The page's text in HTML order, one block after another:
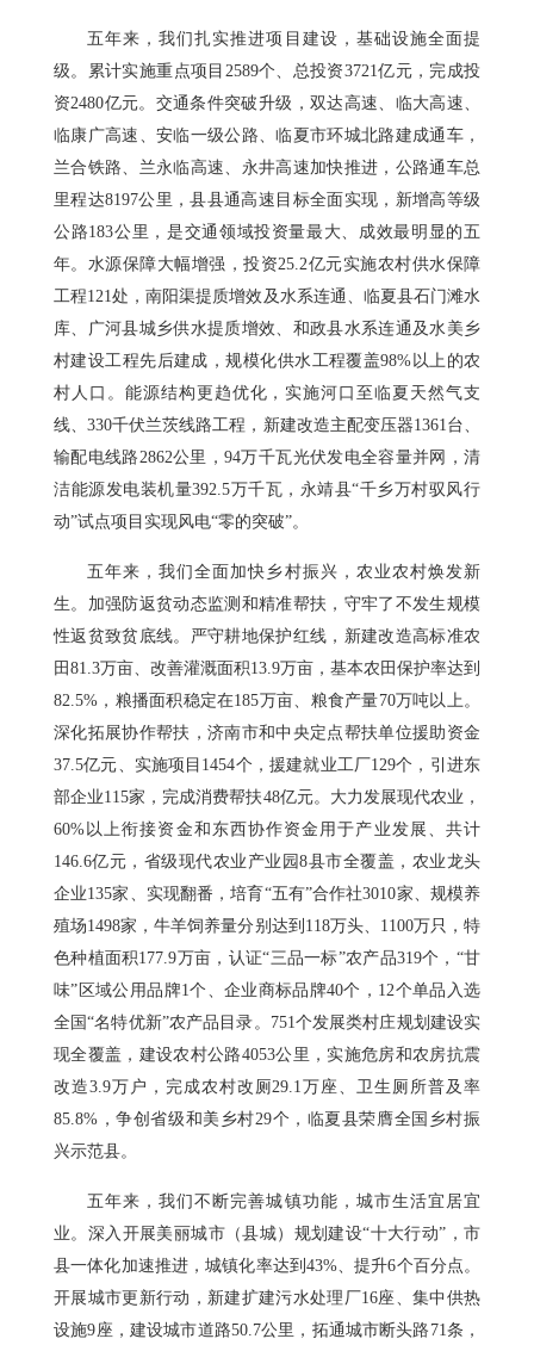
五年来，我们扎实推进项目建设，基础设施全面提
级。累计实施重点项目2589个、总投资3721亿元，完成投
资2480亿元。交通条件突破升级，双达高速、临大高速、
临康广高速、安临一级公路、临夏市环城北路建成通车，
兰合铁路、兰永临高速、永井高速加快推进，公路通车总
里程达8197公里，县县通高速目标全面实现，新增高等级
公路183公里，是交通领域投资量最大、成效最明显的五
年。水源保障大幅增强，投资25.2亿元实施农村供水保障
工程121处，南阳渠提质增效及水系连通、临夏县石门滩水
库、广河县城乡供水提质增效、和政县水系连通及水美乡
村建设工程先后建成，规模化供水工程覆盖98%以上的农
村人口。能源结构更趋优化，实施河口至临夏天然气支
线、330千伏兰茨线路工程，新建改造主配变压器1361台、
输配电线路2862公里，94万千瓦光伏发电全容量并网，清
洁能源发电装机量392.5万千瓦，永靖县“千乡万村驭风行
动”试点项目实现风电“零的突破”。
五年来，我们全面加快乡村振兴，农业农村焕发新
生。加强防返贫动态监测和精准帮扶，守牢了不发生规模
性返贫致贫底线。严守耕地保护红线，新建改造高标准农
田81.3万亩、改善灌溉面积13.9万亩，基本农田保护率达到
82.5%，粮播面积稳定在185万亩、粮食产量70万吨以上。
深化拓展协作帮扶，济南市和中央定点帮扶单位援助资金
37.5亿元、实施项目1454个，援建就业工厂129个，引进东
部企业115家，完成消费帮扶48亿元。大力发展现代农业，
60%以上衔接资金和东西协作资金用于产业发展、共计
146.6亿元，省级现代农业产业园8县市全覆盖，农业龙头
企业135家、实现翻番，培育“五有”合作社3010家、规模养
殖场1498家，牛羊饲养量分别达到118万头、1100万只，特
色种植面积177.9万亩，认证“三品一标”农产品319个，“甘
味”区域公用品牌1个、企业商标品牌40个，12个单品入选
全国“名特优新”农产品目录。751个发展类村庄规划建设实
现全覆盖，建设农村公路4053公里，实施危房和农房抗震
改造3.9万户，完成农村改厕29.1万座、卫生厕所普及率
85.8%，争创省级和美乡村29个，临夏县荣膺全国乡村振
兴示范县。
五年来，我们不断完善城镇功能，城市生活宜居宜
业。深入开展美丽城市（县城）规划建设“十大行动”，市
县一体化加速推进，城镇化率达到43%、提升6个百分点。
开展城市更新行动，新建扩建污水处理厂16座、集中供热
设施9座，建设城市道路50.7公里，拓通城市断头路71条，